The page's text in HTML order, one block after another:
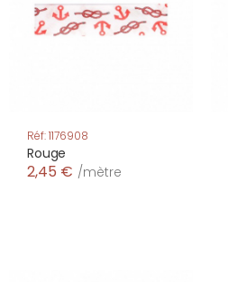
Réf: 1176908
Rouge
2,45 € /mètre